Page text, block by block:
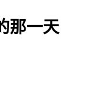
那一天